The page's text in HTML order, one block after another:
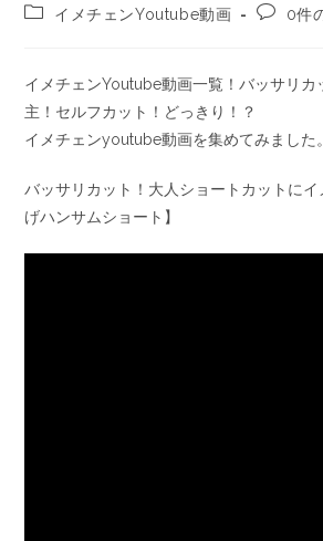
イメチェンYoutube動画
0件
イメチェンYoutube動画一覧！バッサリカ
主！セルフカット！どっきり！？
イメチェンyoutube動画を集めてみました。
バッサリカット！大人ショートカットに
げハンサムショート】